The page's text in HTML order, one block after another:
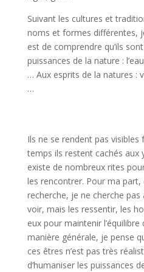
Suivant les cultures et
noms et formes différentes,
est de comprendre qu’ils
puissances de la nature :
… Aux esprits de la natures :
…
Ils ne se rendent pas
temps ils restent cachés aux
existe de nombreux rites
les rencontrer. Pour ma part,
recherche, je ne cherche
voir, mais les ressentir, les
eux pour maintenir
manière générale, je pense
ces êtres n’est pas très
d’humaniser les puissances